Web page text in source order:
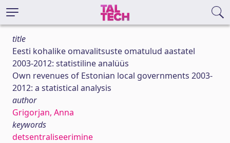
title
Eesti kohalike omavalitsuste omatulud aastatel
2003-2012: statistiline analüüs
Own revenues of Estonian local governments 2003-
2012: a statistical analysis
author
Grigorjan, Anna
keywords
detsentraliseerimine